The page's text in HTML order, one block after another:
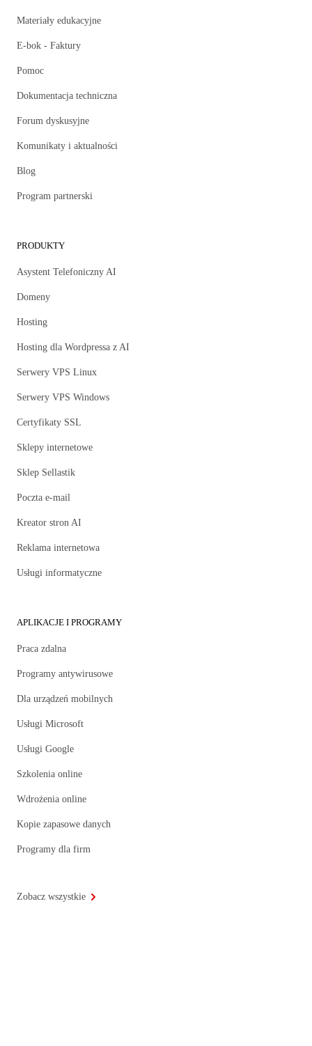
Materiały edukacyjne
E-bok - Faktury
Pomoc
Dokumentacja techniczna
Forum dyskusyjne
Komunikaty i aktualności
Blog
Program partnerski
PRODUKTY
Asystent Telefoniczny AI
Domeny
Hosting
Hosting dla Wordpressa z AI
Serwery VPS Linux
Serwery VPS Windows
Certyfikaty SSL
Sklepy internetowe
Sklep Sellastik
Poczta e-mail
Kreator stron AI
Reklama internetowa
Usługi informatyczne
APLIKACJE I PROGRAMY
Praca zdalna
Programy antywirusowe
Dla urządzeń mobilnych
Usługi Microsoft
Usługi Google
Szkolenia online
Wdrożenia online
Kopie zapasowe danych
Programy dla firm
Zobacz wszystkie